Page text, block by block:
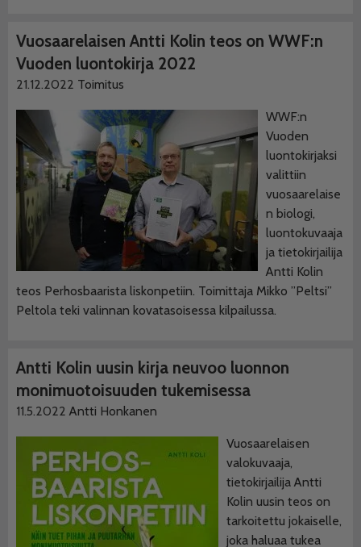
Vuosaarelaisen Antti Kolin teos on WWF:n
Vuoden luontokirja 2022
21.12.2022 Toimitus
WWF:n
Vuoden
luontokirjaksi
valittiin
vuosaarelaise
n biologi,
luontokuvaaja
ja tietokirjailija
Antti Kolin
teos Perhosbaarista liskonpetiin. Toimittaja Mikko ”Peltsi”
Peltola teki valinnan kovatasoisessa kilpailussa.
Antti Kolin uusin kirja neuvoo luonnon
monimuotoisuuden tukemisessa
11.5.2022 Antti Honkanen
Vuosaarelaisen
valokuvaaja,
tietokirjailija Antti
Kolin uusin teos on
tarkoitettu jokaiselle,
joka haluaa tukea